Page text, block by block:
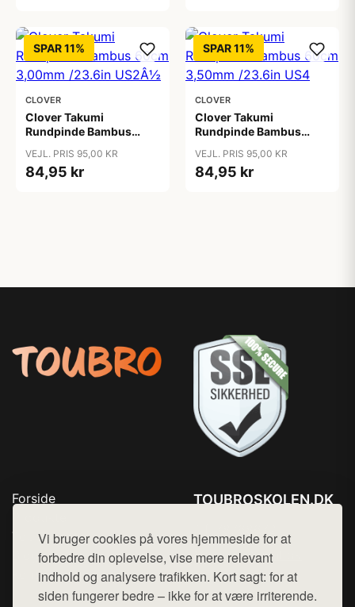
Vi bruger cookies på vores hjemmeside for at
forbedre din oplevelse, vise mere relevant
indhold og analysere trafikken. Kort sagt: for at
siden fungerer bedre – ikke for at være irriterende.
SPAR 11%
CLOVER
Clover Takumi
Rundpinde Bambus
US2Â½
VEJL. PRIS 95,00 KR
84,95 kr
SPAR 11%
CLOVER
Clover Takumi
Rundpinde Bambus
US4
VEJL. PRIS 95,00 KR
84,95 kr
Forside
Top Rabatter
Blog
Kontakt
TOUBROSKOLEN.DK
Mail: hej@want.dk
Cookie- og privatlivspolitik